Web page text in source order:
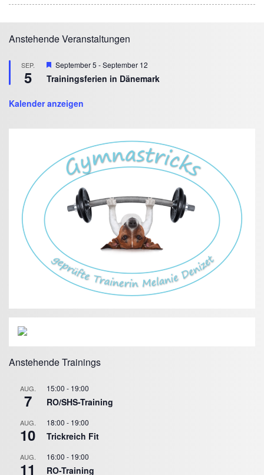
Anstehende Veranstaltungen
SEP.
5
Hervorgehoben
September 5 -September 12
Trainingsferien in Dänemark
Kalender anzeigen
Anstehende Trainings
AUG.
7
15:00 - 19:00
RO/SHS-Training
AUG.
10
18:00 - 19:00
Trickreich Fit
AUG.
11
16:00 - 19:00
RO-Training